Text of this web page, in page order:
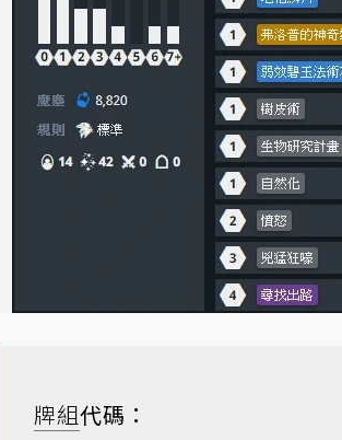
牌組代碼：